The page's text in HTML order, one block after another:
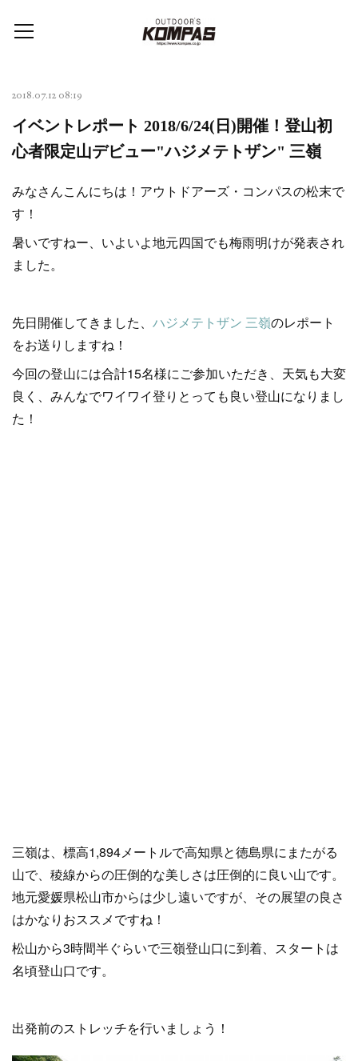
2018.07.12 08:19
イベントレポート 2018/6/24(日)開催！登山初
心者限定山デビュー"ハジメテトザン" 三嶺
みなさんこんにちは！アウトドアーズ・コンパスの松末で
す！
暑いですねー、いよいよ地元四国でも梅雨明けが発表され
ました。
先日開催してきました、 ハジメテトザン 三嶺のレポート
をお送りしますね！
今回の登山には合計15名様にご参加いただき、天気も大変
良く、みんなでワイワイ登りとっても良い登山になりまし
た！
三嶺は、標高1,894メートルで高知県と徳島県にまたがる
山で、稜線からの圧倒的な美しさは圧倒的に良い山です。
地元愛媛県松山市からは少し遠いですが、その展望の良さ
はかなりおススメですね！
松山から3時間半ぐらいで三嶺登山口に到着、スタートは
名頃登山口です。
出発前のストレッチを行いましょう！